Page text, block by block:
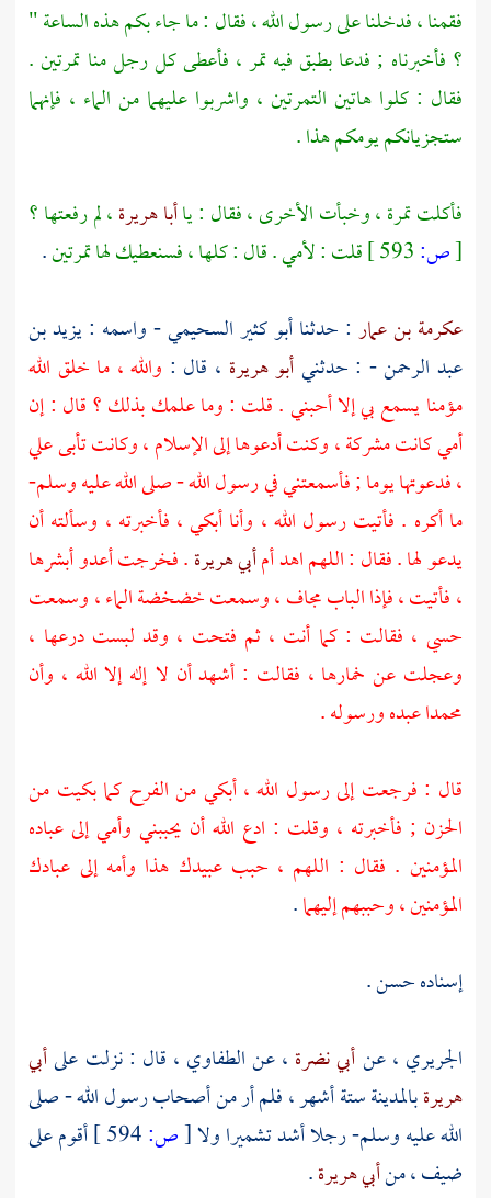
فقمنا ، فدخلنا على رسول الله ، فقال : ما جاء بكم هذه الساعة "
؟ فأخبرناه ; فدعا بطبق فيه تمر ، فأعطى كل رجل منا تمرتين .
فقال : كلوا هاتين التمرتين ، واشربوا عليهما من الماء ، فإنهما
ستجزيانكم يومكم هذا .
فأكلت تمرة ، وخبأت الأخرى ، فقال : ياأبا هريرة، لم رفعتها ؟
[ص: قلت : لأمي . قال : كلها ، فسنعطيك لها تمرتين.
عكرمة بن عمار : حدثناأبو كثير السحيمي - واسمه : يزيد بن
عبد الرحمن- : حدثنيأبو هريرة ، قال : والله ، ما خلق الله
مؤمنا يسمع بي إلا أحبني . قلت : وما علمك بذلك ؟ قال : إن
أمي كانت مشركة ، وكنت أدعوها إلى الإسلام ، وكانت تأبى علي
، فدعوتها يوما ; فأسمعتني في رسول الله - صلى الله عليه وسلم-
ما أكره . فأتيت رسول الله ، وأنا أبكي ، فأخبرته ، وسألته أن
يدعو لها . فقال : اللهم اهد أمأبي هريرة. فخرجت أعدو أبشرها
، فأتيت ، فإذا الباب مجاف ، وسمعت خضخضة الماء ، وسمعت
حسي ، فقالت : كما أنت ، ثم فتحت ، وقد لبست درعها ،
وعجلت عن خمارها ، فقالت : أشهد أن لا إله إلا الله ، وأن
محمداعبده ورسوله .
قال : فرجعت إلى رسول الله ، أبكي من الفرح كما بكيت من
الحزن ; فأخبرته ، وقلت : ادع الله أن يحببني وأمي إلى عباده
المؤمنين . فقال : اللهم ، حبب عبيدك هذا وأمه إلى عبادك
المؤمنين ، وحببهم إليهما.
إسناده حسن .
الجريري ، عنأبي نضرة ، عنالطفاوي ، قال : نزلت علىأبي
هريرةبالمدينةستة أشهر ، فلم أر من أصحاب رسول الله - صلى
الله عليه وسلم- رجلا أشد تشميرا ولا[ص:
أقوم على
ضيف ، منأبي هريرة.